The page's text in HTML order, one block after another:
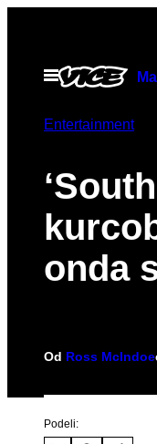
садржај
Otvori
Meni
Entertainment
onda
Od Ross McIndoe
Podeli: